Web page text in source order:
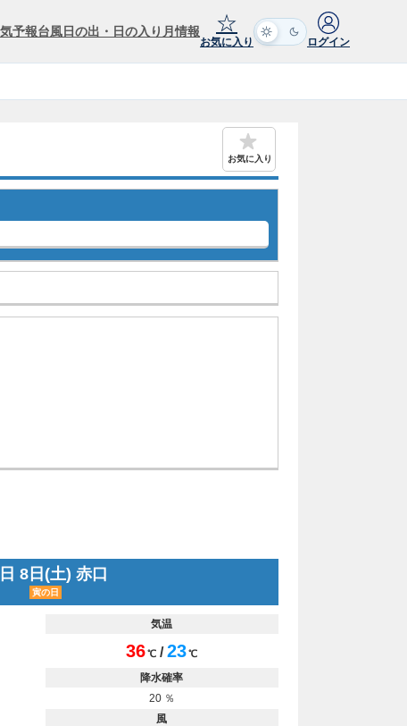
予報台風日の出・日の入り 月情報 ☆
お気に入り ログイン
お気に入り
8日(土) 赤口
寅の日
気温
36℃ /23℃
降水確率
20 ％
風